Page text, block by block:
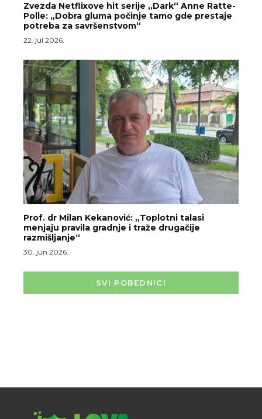
Zvezda Netflixove hit serije „Dark“ Anne Ratte-
Polle: „Dobra gluma počinje tamo gde prestaje
potreba za savršenstvom“
22. jul 2026.
Prof. dr Milan Kekanović: „Toplotni talasi
menjaju pravila gradnje i traže drugačije
razmišljanje“
30. jun 2026.
SVI POBEDNICI